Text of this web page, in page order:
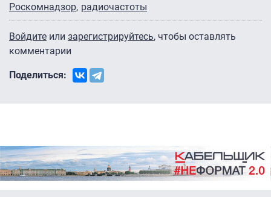
Роскомнадзор радиочастоты
Войдите или зарегистрируйтесь, чтобы оставлять
комментарии
Поделиться: